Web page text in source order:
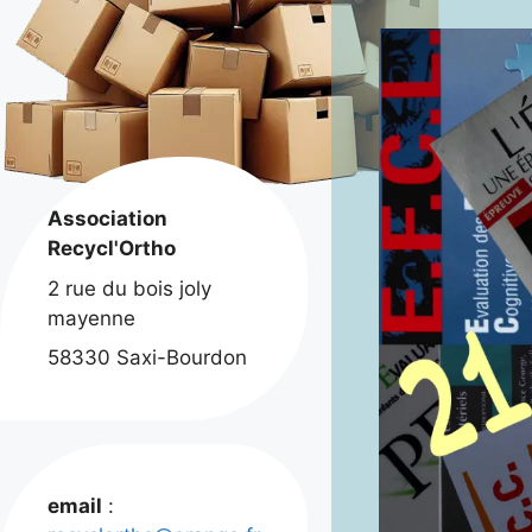
Association
Recycl'Ortho
2 rue du bois joly
mayenne
58330 Saxi-Bourdon
email :